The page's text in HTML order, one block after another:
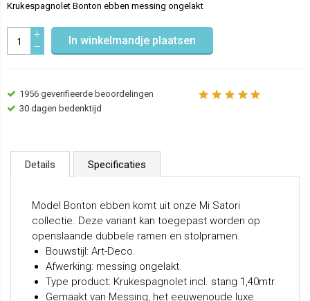
Krukespagnolet Bonton ebben messing ongelakt
In winkelmandje plaatsen
1956 geverifieerde beoordelingen
30 dagen bedenktijd
Details Specificaties
Model Bonton ebben komt uit onze Mi Satori
collectie. Deze variant kan toegepast worden op
openslaande dubbele ramen en stolpramen.
Bouwstijl: Art-Deco.
Afwerking: messing ongelakt.
Type product: Krukespagnolet incl. stang 1,40mtr.
Gemaakt van Messing, het eeuwenoude luxe